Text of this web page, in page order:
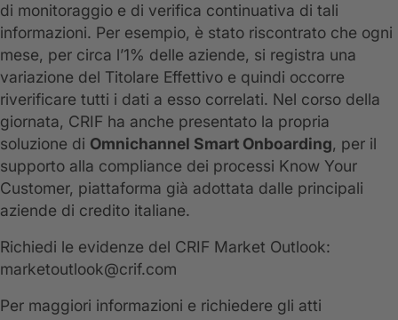
di monitoraggio e di verifica continuativa di tali
informazioni. Per esempio, è stato riscontrato che ogni
mese, per circa l’1% delle aziende, si registra una
variazione del Titolare Effettivo e quindi occorre
riverificare tutti i dati a esso correlati. Nel corso della
giornata, CRIF ha anche presentato la propria
soluzione di Omnichannel Smart Onboarding, per il
supporto alla compliance dei processi Know Your
Customer, piattaforma già adottata dalle principali
aziende di credito italiane.
Richiedi le evidenze del CRIF Market Outlook:
marketoutlook@crif.com
Per maggiori informazioni e richiedere gli atti